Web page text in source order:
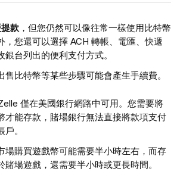
款 ，但您仍然可以像往常一樣使用比特幣
，您還可以選擇 ACH 轉帳、電匯、快遞
台列出的便利支付方式。
售比特幣等某些步驟可能會產生手續費。
僅在美國銀行網路中可用。您需要將
才能存款，賭場銀行無法直接將款項支付
。
場購買遊戲幣可能需要半小時左右，而存
賭場遊戲，還需要半小時或更長時間。